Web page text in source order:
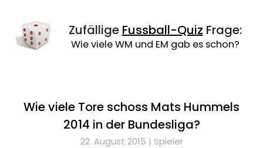
Zufällige Fussball-Quiz Frage:
Wie viele WM und EM gab es schon?
Wie viele Tore schoss Mats Hummels
2014 in der Bundesliga?
22. August 2015 | Spieler